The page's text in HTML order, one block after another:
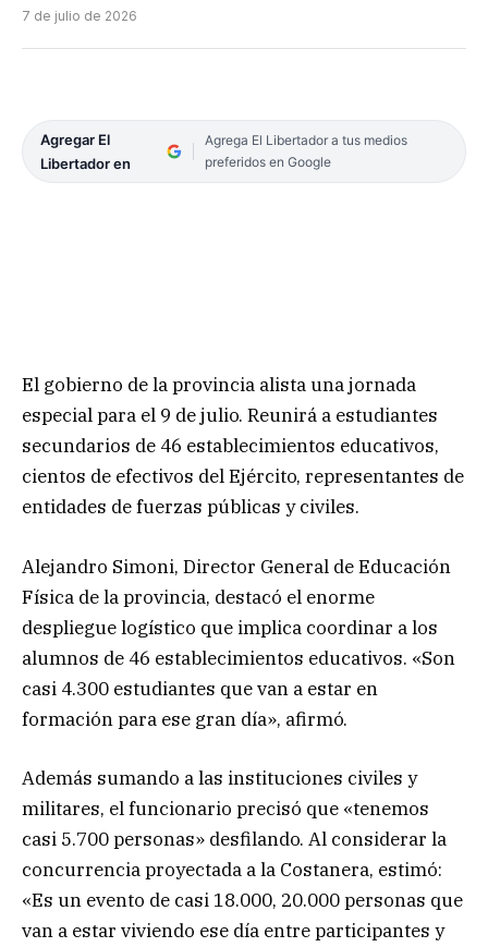
7 de julio de 2026
Agregar El
Libertador en
Agrega El Libertador a tus medios
preferidos en Google
El gobierno de la provincia alista una jornada
especial para el 9 de julio. Reunirá a estudiantes
secundarios de 46 establecimientos educativos,
cientos de efectivos del Ejército, representantes de
entidades de fuerzas públicas y civiles.
Alejandro Simoni, Director General de Educación
Física de la provincia, destacó el enorme
despliegue logístico que implica coordinar a los
alumnos de 46 establecimientos educativos. «Son
casi 4.300 estudiantes que van a estar en
formación para ese gran día», afirmó.
Además sumando a las instituciones civiles y
militares, el funcionario precisó que «tenemos
casi 5.700 personas» desfilando. Al considerar la
concurrencia proyectada a la Costanera, estimó:
«Es un evento de casi 18.000, 20.000 personas que
van a estar viviendo ese día entre participantes y